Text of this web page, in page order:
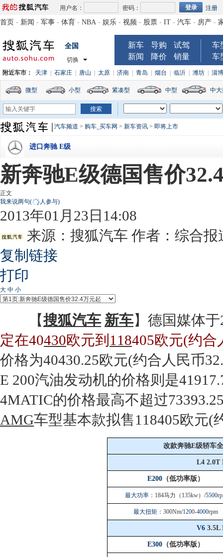
用户名： 密码： 注册
首页 - 新闻 - 军事 - 体育 - NBA - 娱乐 - 视频 - 股票 - IT - 汽车 - 房产 -
全国
切换
新车 导购
试驾
新闻
降价 销量
车
车
附近车市： 天津 石家庄 唐山 太原 济南 青岛 烟台 临沂 潍坊 淄博
微型 小型 紧凑型 中型 中
汽车频道 > 购车_买车网 > 新车资讯 > 即将上市
进口奔驰 E级
新奔驰E级德国售价
正文
我来说两句( 人参与)
2013年01月23日14:08
来源： 搜狐汽车 作者：综合报
复制链接
打印
大 中 小
【搜狐汽车 新车】德国媒体
定在40430欧元到 118405欧元(约合
价格为40430.25欧元(约合人民币
E 200汽油发动机的价格则是
4MATIC的价格最高不超过
AMG车型基本款拟售118405欧元(
改款奔驰E级轿车
L4 2.0T
E200 （低功率版）
最大功率：184马力（135kw）/5500
最大扭矩 ：300Nm/1200-4000rpm
V63.5L
E300 （低功率版）